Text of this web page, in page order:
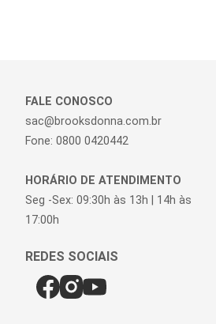
FALE CONOSCO
sac@brooksdonna.com.br
Fone: 0800 0420442
HORÁRIO DE ATENDIMENTO
Seg -Sex: 09:30h às 13h | 14h às
17:00h